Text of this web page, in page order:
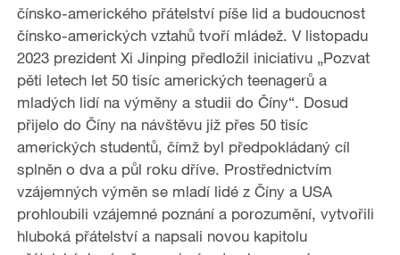
čínsko-amerického přátelství píše lid a budoucnost
čínsko-amerických vztahů tvoří mládež. V listopadu
2023 prezident Xi Jinping předložil iniciativu „Pozvat
pěti letech let 50 tisíc amerických teenagerů a
mladých lidí na výměny a studii do Číny“. Dosud
přijelo do Číny na návštěvu již přes 50 tisíc
amerických studentů, čímž byl předpokládaný cíl
splněn o dva a půl roku dříve. Prostřednictvím
vzájemných výměn se mladí lidé z Číny a USA
prohloubili vzájemné poznání a porozumění, vytvořili
hluboká přátelství a napsali novou kapitolu